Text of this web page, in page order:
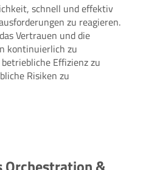
schnell und effektiv
zu reagieren.
Vertrauen und die
kontinuierlich zu
Effizienz zu
Risiken zu